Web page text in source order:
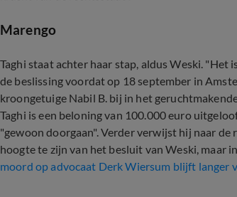
Marengo
Taghi staat achter haar stap, aldus Weski. "Het
de beslissing voordat op 18 september in
kroongetuige Nabil B. bij in het
Taghi is een beloning van 100.000 euro
"gewoon doorgaan". Verder verwijst hij naar
hoogte te zijn van het besluit van Weski, maar
moord op advocaat Derk Wiersum blijft langer